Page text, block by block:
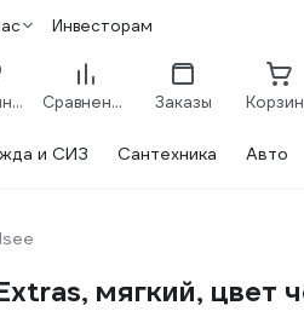
Инвесторам
Избранное Сравнение Заказы
и СИЗ Сантехника Авто
мягкий, цвет